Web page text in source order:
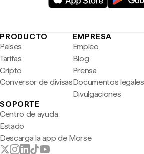
PRODUCTO
Países
Tarifas
Cripto
Conversor de divisas
EMPRESA
Empleo
Blog
Prensa
Documentos legales
Divulgaciones
SOPORTE
Centro de ayuda
Estado
Descarga la app de Morse